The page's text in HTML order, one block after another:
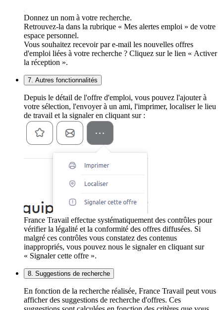
Donnez un nom à votre recherche.
Retrouvez-la dans la rubrique « Mes alertes emploi » de votre
espace personnel.
Vous souhaitez recevoir par e-mail les nouvelles offres
d'emploi liées à votre recherche ? Cliquez sur le lien « Activer
la réception ».
7. Autres fonctionnalités
Depuis le détail de l'offre d'emploi, vous pouvez l'ajouter à
votre sélection, l'envoyer à un ami, l'imprimer, localiser le lieu
de travail et la signaler en cliquant sur :
France Travail effectue systématiquement des contrôles pour
vérifier la légalité et la conformité des offres diffusées. Si
malgré ces contrôles vous constatez des contenus
inappropriés, vous pouvez nous le signaler en cliquant sur
« Signaler cette offre ».
8. Suggestions de recherche
En fonction de la recherche réalisée, France Travail peut vous
afficher des suggestions de recherche d'offres. Ces